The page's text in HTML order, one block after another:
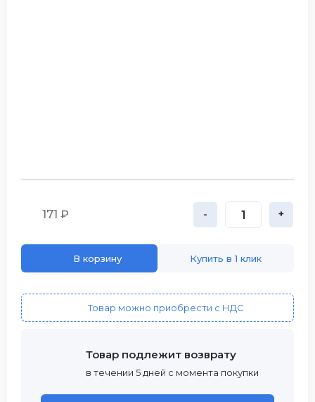
171 ₽ - +
В корзину Купить в 1 клик
Товар можно приобрести с НДС
Товар подлежит возврату
в течении 5 дней с момента покупки